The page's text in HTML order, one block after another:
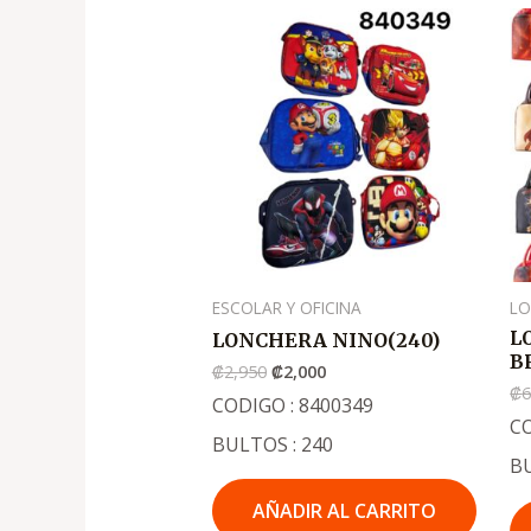
ESCOLAR Y OFICINA
LONCHERA NINO(240)
₡2,950
precio
original
era:
.
₡2,950
₡2,000
precio
actual
es:
.
₡2,000
CODIGO : 8400349
BULTOS : 240
AÑADIR AL CARRITO
₡